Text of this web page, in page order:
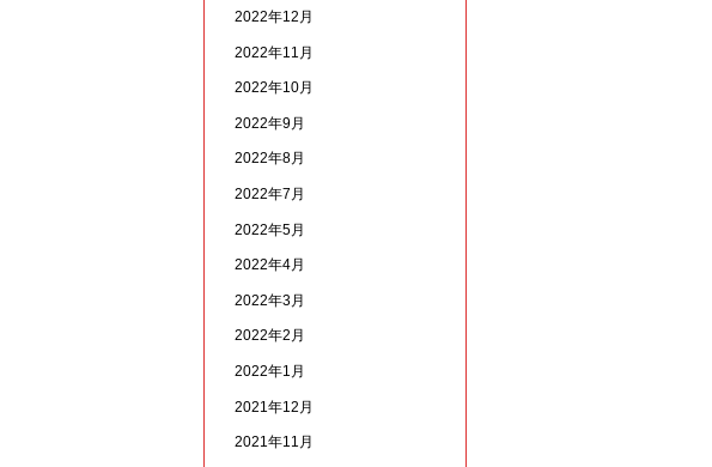
2022年12月
2022年11月
2022年10月
2022年9月
2022年8月
2022年7月
2022年5月
2022年4月
2022年3月
2022年2月
2022年1月
2021年12月
2021年11月